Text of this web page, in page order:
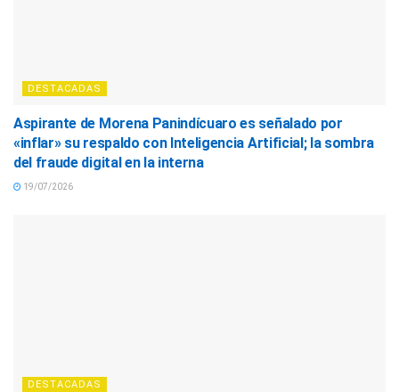
DESTACADAS
Aspirante de Morena Panindícuaro es señalado por
«inflar» su respaldo con Inteligencia Artificial; la sombra
del fraude digital en la interna
19/07/2026
DESTACADAS